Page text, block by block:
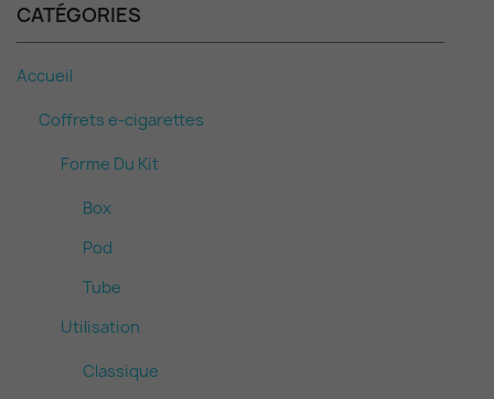
CATÉGORIES
Accueil
Coffrets e-cigarettes
Forme Du Kit
Box
Pod
Tube
Utilisation
Classique